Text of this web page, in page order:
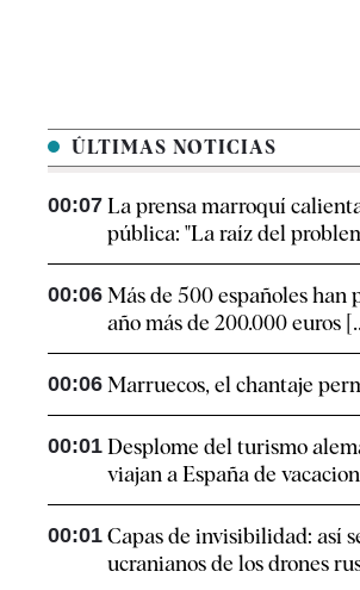
ÚLTIMAS NOTICIAS
00:07 La prensa marroquí
pública: "La raíz del
00:06 Más de 500 españoles han
año más de 200.000 euros
00:06 Marruecos, el chantaje
00:01 Desplome del turismo
viajan a España de
00:01 Capas de invisibilidad: así
ucranianos de los drones